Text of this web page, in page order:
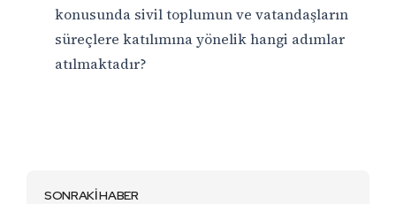
konusunda sivil toplumun ve vatandaşların
süreçlere katılımına yönelik hangi adımlar
atılmaktadır?
SONRAKİ HABER